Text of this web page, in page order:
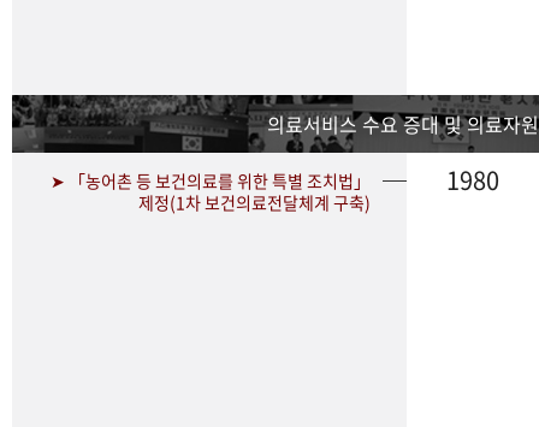
의료서비스 수요 증대 및 의료자
➤ 「농어촌 등 보건의료를 위한 특별 조치법」
제정(1차 보건의료전달체계 구축)
1980